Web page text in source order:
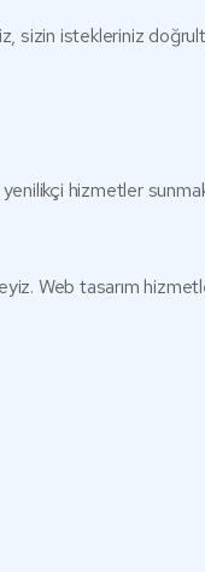
sizin istekleriniz
hizmetler
Web tasarım